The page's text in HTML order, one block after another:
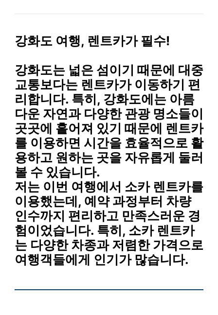
강화도 여행, 렌트카가 필수!
강화도는 넓은 섬이기 때문에 대중
교통보다는 렌트카가 이동하기 편
리합니다. 특히, 강화도에는 아름
다운 자연과 다양한 관광 명소들이
곳곳에 흩어져 있기 때문에 렌트카
를 이용하면 시간을 효율적으로 활
용하고 원하는 곳을 자유롭게 둘러
볼 수 있습니다.
저는 이번 여행에서 소카 렌트카를
이용했는데, 예약 과정부터 차량
인수까지 편리하고 만족스러운 경
험이었습니다. 특히, 소카 렌트카
는 다양한 차종과 저렴한 가격으로
여행객들에게 인기가 많습니다.